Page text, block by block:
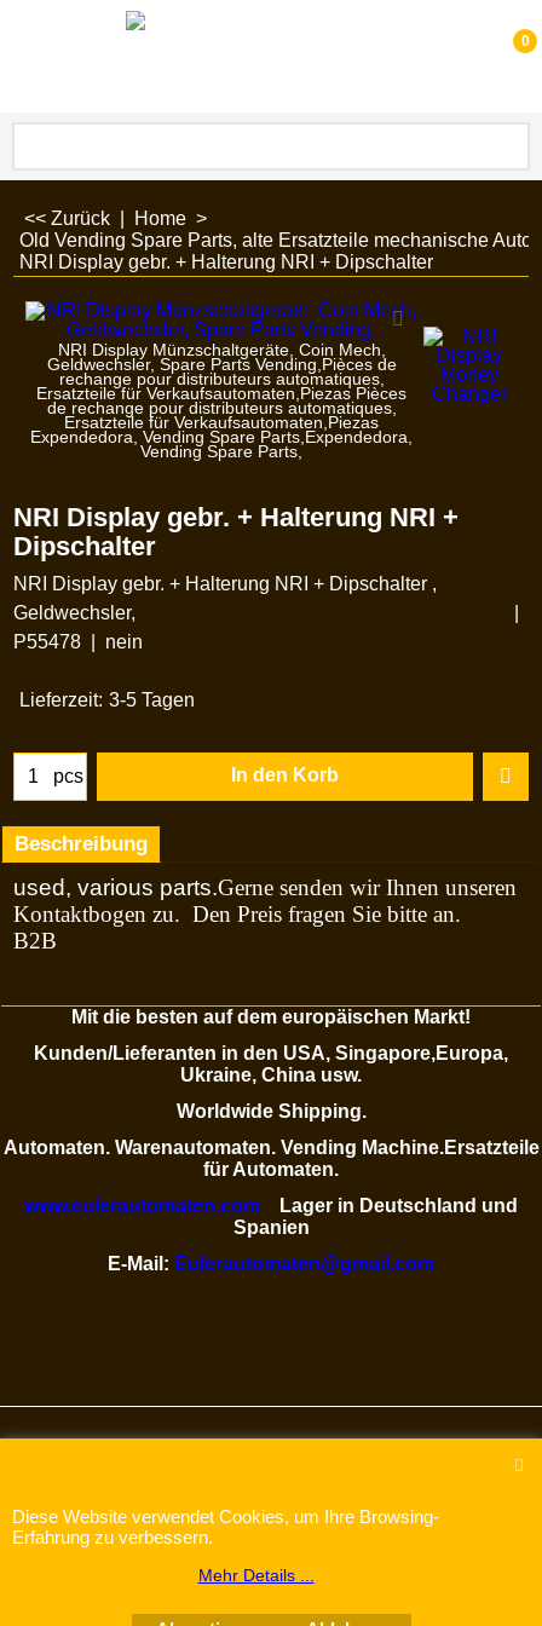
0
<< Zurück Home >
Old Vending Spare Parts, alte Ersatzteile mechanische
NRI Display gebr. + Halterung NRI + Dipschalter
NRI Display Münzschaltgeräte, Coin Mech,
Geldwechsler, Spare Parts Vending,Pièces de
rechange pour distributeurs automatiques,
Ersatzteile für Verkaufsautomaten,Piezas Pièces
de rechange pour distributeurs automatiques,
Ersatzteile für Verkaufsautomaten,Piezas
Expendedora, Vending Spare Parts,Expendedora,
Vending Spare Parts,
NRI Display gebr. + Halterung NRI +
Dipschalter
NRI Display gebr. + Halterung NRI + Dipschalter ,
Geldwechsler,
P55478
nein
Lieferzeit: 3-5 Tagen
pcs In den Korb
Beschreibung
used, various parts.Gerne senden wir Ihnen unseren
Kontaktbogen zu. Den Preis fragen Sie bitte an.
B2B
Mit die besten auf dem europäischen Markt!
Kunden/Lieferanten in den USA, Singapore,Europa,
Ukraine, China usw.
Worldwide Shipping.
Automaten. Warenautomaten. Vending Machine.Ersatzteile
für Automaten.
www.eulerautomaten.com Lager in Deutschland und
Spanien
E-Mail: Eulerautomaten@gmail.com
Diese Website verwendet Cookies, um Ihre Browsing-
Erfahrung zu verbessern.
Mehr Details ...